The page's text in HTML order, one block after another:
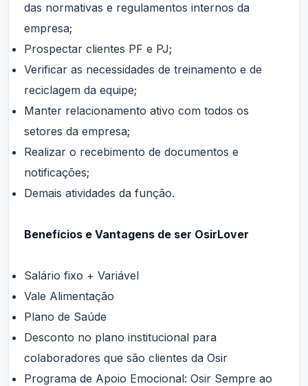
das normativas e regulamentos internos da
empresa;
Prospectar clientes PF e PJ;
Verificar as necessidades de treinamento e de
reciclagem da equipe;
Manter relacionamento ativo com todos os
setores da empresa;
Realizar o recebimento de documentos e
notificações;
Demais atividades da função.
Benefícios e Vantagens de ser OsirLover
Salário fixo + Variável
Vale Alimentação
Plano de Saúde
Desconto no plano institucional para
colaboradores que são clientes da Osir
Programa de Apoio Emocional: Osir Sempre ao